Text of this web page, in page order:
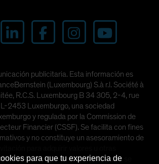
publicitaria. Esta información es
(Luxembourg) S.à r.l. Société à
R.C.S. Luxembourg B 34 305, 2-4, rue
2453 Luxemburgo, una sociedad
y regulada por la Commission de
Financier (CSSF). Se facilita con fines
y no constituye un asesoramiento de
y opiniones manifestadas se
para que tu experiencia de